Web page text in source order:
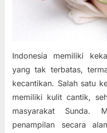
Indonesia memiliki
yang tak terbatas,
kecantikan. Salah satu
memiliki kulit cantik,
masyarakat Sunda.
penampilan secara